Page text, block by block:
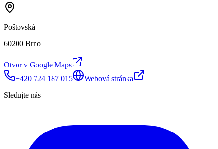
Poštovská
60200 Brno
Otvor v Google Maps
+420 724 187 015
Webová stránka
Sledujte nás